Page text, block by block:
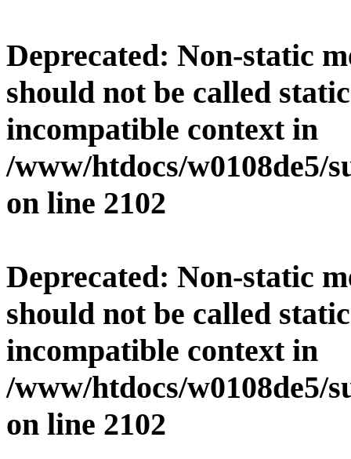
Deprecated: Non-static
should not be called
incompatible context in
/www/htdocs/w0108de5/
on line 2102
Deprecated: Non-static
should not be called
incompatible context in
/www/htdocs/w0108de5/
on line 2102